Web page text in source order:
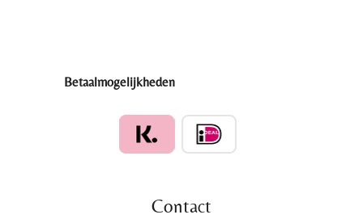
Betaalmogelijkheden
Contact